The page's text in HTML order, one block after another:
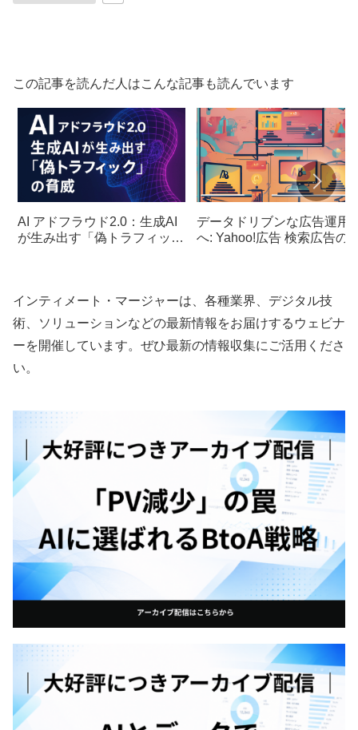
この記事を読んだ人はこんな記事も読んでいます
AI アドフラウド2.0：生成AI
が生み出す「偽トラフィッ
データドリブンな広告運用
へ: Yahoo!広告 検索広告の
インティメート・マージャーは、各種業界、デジタル技
術、ソリューションなどの最新情報をお届けするウェビナ
ーを開催しています。ぜひ最新の情報収集にご活用くださ
い。